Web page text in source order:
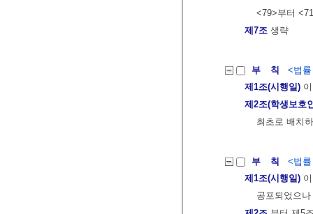
<79>부터
제7조 생략
부 칙
<법
제1조(시행일)
제2조(학생보호
최초로 배치
부 칙
<법
제1조(시행일)
공포되었으